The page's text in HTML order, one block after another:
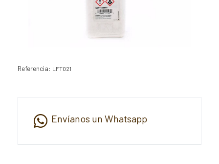
Referencia: LFT021
Envíanos un Whatsapp